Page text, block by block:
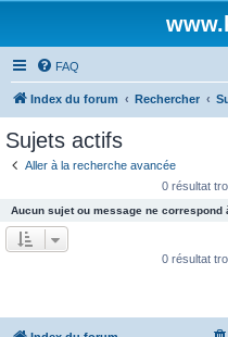
FAQ
Index du forum Rechercher
Sujets actifs
Aller à la recherche avancée
0 résultat
Aucun sujet ou message ne correspond
0 résultat